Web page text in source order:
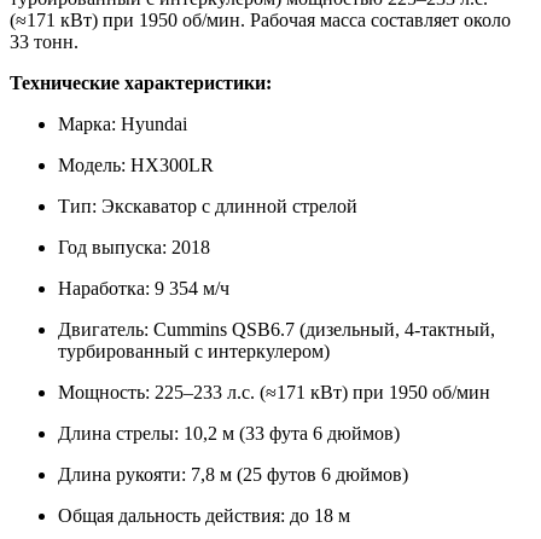
(≈171 кВт) при 1950 об/мин. Рабочая масса составляет около
33 тонн.
Технические характеристики:
Марка: Hyundai
Модель: HX300LR
Тип: Экскаватор с длинной стрелой
Год выпуска: 2018
Наработка: 9 354 м/ч
Двигатель: Cummins QSB6.7 (дизельный, 4-тактный,
турбированный с интеркулером)
Мощность: 225–233 л.с. (≈171 кВт) при 1950 об/мин
Длина стрелы: 10,2 м (33 фута 6 дюймов)
Длина рукояти: 7,8 м (25 футов 6 дюймов)
Общая дальность действия: до 18 м